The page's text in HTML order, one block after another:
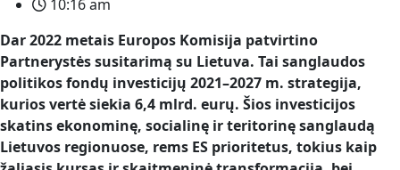
10:16 am
Dar 2022 metais Europos Komisija patvirtino
Partnerystės susitarimą su Lietuva. Tai sanglaudos
politikos fondų investicijų 2021–2027 m. strategija,
kurios vertė siekia 6,4 mlrd. eurų. Šios investicijos
skatins ekonominę, socialinę ir teritorinę sanglaudą
Lietuvos regionuose, rems ES prioritetus, tokius kaip